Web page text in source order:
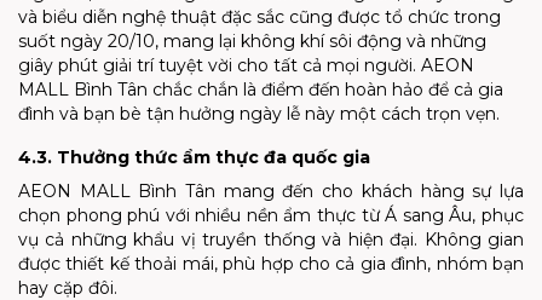
và biểu diễn nghệ thuật đặc sắc cũng được tổ chức trong
suốt ngày 20/10, mang lại không khí sôi động và những
giây phút giải trí tuyệt vời cho tất cả mọi người. AEON
MALL Bình Tân chắc chắn là điểm đến hoàn hảo để cả gia
đình và bạn bè tận hưởng ngày lễ này một cách trọn vẹn.
4.3. Thưởng thức ẩm thực đa quốc gia
AEON MALL Bình Tân mang đến cho khách hàng sự lựa
chọn phong phú với nhiều nền ẩm thực từ Á sang Âu, phục
vụ cả những khẩu vị truyền thống và hiện đại. Không gian
được thiết kế thoải mái, phù hợp cho cả gia đình, nhóm bạn
hay cặp đôi.